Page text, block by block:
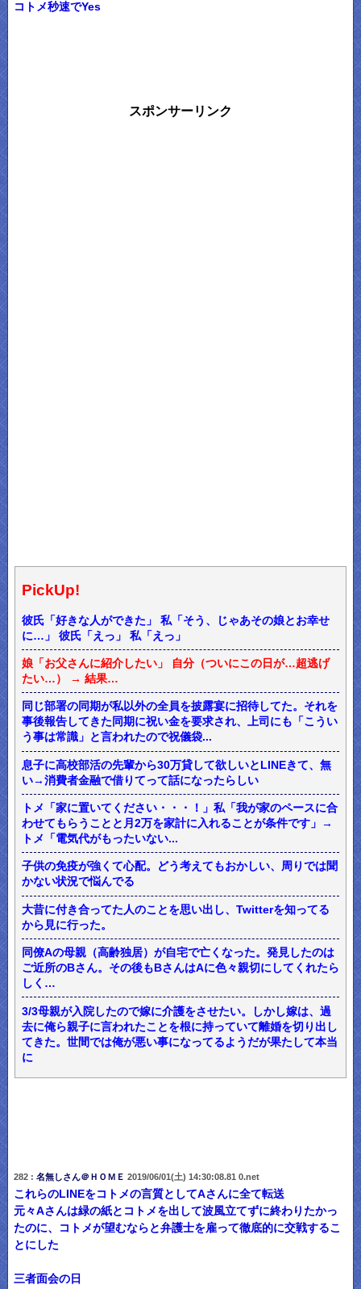
コトメ秒速でYes
スポンサーリンク
PickUp!
彼氏「好きな人ができた」 私「そう、じゃあその娘とお幸せ
に…」 彼氏「えっ」 私「えっ」
娘「お父さんに紹介したい」 自分（ついにこの日が…超逃げ
たい…） → 結果…
同じ部署の同期が私以外の全員を披露宴に招待してた。それを
事後報告してきた同期に祝い金を要求され、上司にも「こうい
う事は常識」と言われたので祝儀袋...
息子に高校部活の先輩から30万貸して欲しいとLINEきて、無
い→消費者金融で借りてって話になったらしい
トメ「家に置いてください・・・！」私「我が家のペースに合
わせてもらうことと月2万を家計に入れることが条件です」→
トメ「電気代がもったいない...
子供の免疫が強くて心配。どう考えてもおかしい、周りでは聞
かない状況で悩んでる
大昔に付き合ってた人のことを思い出し、Twitterを知ってる
から見に行った。
同僚Aの母親（高齢独居）が自宅で亡くなった。発見したのは
ご近所のBさん。その後もBさんはAに色々親切にしてくれたら
しく…
3/3母親が入院したので嫁に介護をさせたい。しかし嫁は、過
去に俺ら親子に言われたことを根に持っていて離婚を切り出し
てきた。世間では俺が悪い事になってるようだが果たして本当
に
282 : 名無しさん＠ＨＯＭＥ 2019/06/01(土) 14:30:08.81 0.net
これらのLINEをコトメの言質としてAさんに全て転送
元々Aさんは緑の紙とコトメを出して波風立てずに終わりたかっ
たのに、コトメが望むならと弁護士を雇って徹底的に交戦するこ
とにした
三者面会の日